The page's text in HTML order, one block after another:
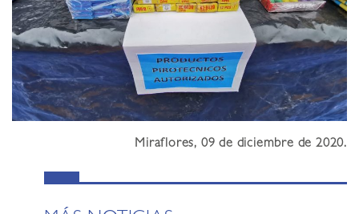
Miraflores, 09 de diciembre de 2020.